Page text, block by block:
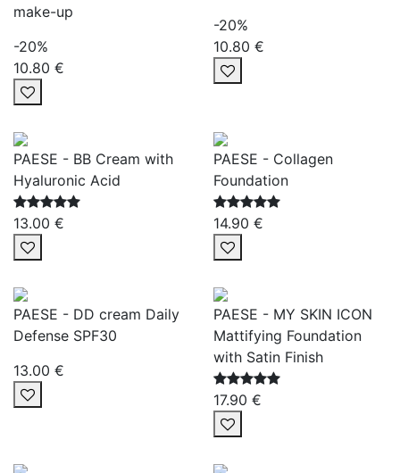
make-up
-20%
10.80 €
-20%
10.80 €
PAESE - BB Cream with
Hyaluronic Acid
13.00 €
PAESE - Collagen
Foundation
14.90 €
PAESE - DD cream Daily
Defense SPF30
13.00 €
PAESE - MY SKIN ICON
Mattifying Foundation
with Satin Finish
17.90 €